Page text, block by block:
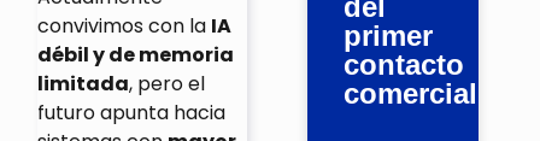
convivimos con la IA
débil y de memoria
limitada, pero el
futuro apunta hacia
del
primer
contacto
comercial